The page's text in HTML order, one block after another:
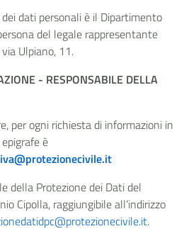
dati personali è il Dipartimento
del legale rappresentante
Ulpiano, 11.
- RESPONSABILE DELLA
per ogni richiesta di informazioni in
è
della Protezione dei Datidel
Cipolla, raggiungibile all’indirizzo
.